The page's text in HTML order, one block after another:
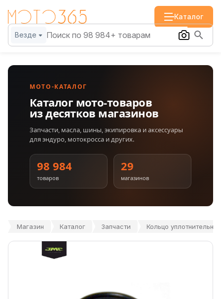
Каталог
Везде
МОТО-КАТАЛОГ
Каталог мото-товаров
из десятков магазинов
Запчасти, масла, шины, экипировка и аксессуары
для эндуро, мотокросса и других.
98 984
товаров
29
магазинов
Магазин Каталог Запчасти Кольцо